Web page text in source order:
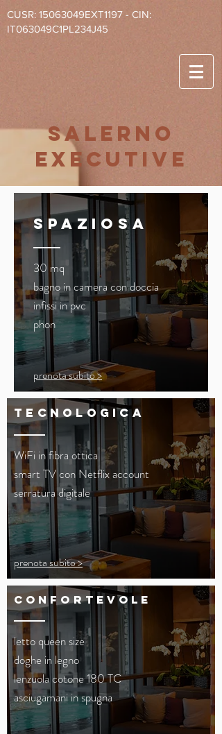
CUSR: 15063049EXT1197 - CIN:
IT063049C1PL234J45
salerno
executive
SPAZiosa
30 mq
bagno in camera con doccia
infissi in pvc
phon
prenota subito >
tecnologica
WiFi in fibra ottica
smart TV con Netflix account
serratura digitale
prenota subito >
confortevole
letto queen size
doghe in legno
lenzuola cotone 180 TC
asciugamani in spugna